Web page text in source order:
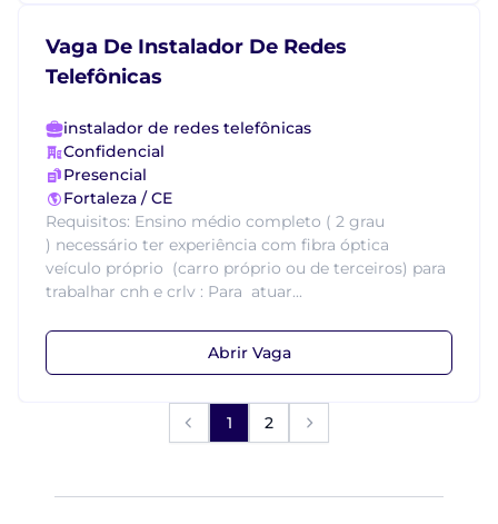
Vaga De Instalador De Redes
Telefônicas
instalador de redes telefônicas
Confidencial
Presencial
Fortaleza / CE
Requisitos: Ensino médio completo ( 2 grau
) necessário ter experiência com fibra óptica
veículo próprio (carro próprio ou de terceiros) para
trabalhar cnh e crlv : Para atuar...
Abrir Vaga
1 2